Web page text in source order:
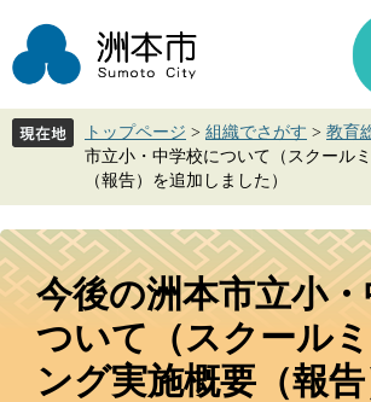
ジ
先
ュ
を
本
文
トップページ > 組織でさがす > 教育
市立小・中学校について（スクール
（報告）を追加しました）
本
文
今後の洲本市立小
ついて（スクール
ング実施概要（報